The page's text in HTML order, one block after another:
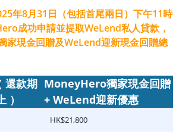
年8月31日（包括首尾兩日）下午11時
成功申請並提取WeLend私人貸款，
家現金回贈及WeLend迎新現金回贈總
還款期
）
MoneyHero獨家現金回贈
+ WeLend迎新優惠
HK$21,800